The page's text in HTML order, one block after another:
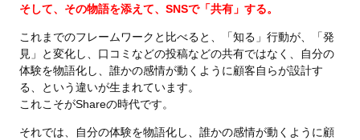
そして、その物語を添えて、SNSで「共有」する。
これまでのフレームワークと比べると、「知る」行動が、「発
見」と変化し、口コミなどの投稿などの共有ではなく、自分の
体験を物語化し、誰かの感情が動くように顧客自らが設計す
る、という違いが生まれています。
これこそがShareの時代です。
それでは、自分の体験を物語化し、誰かの感情が動くように顧